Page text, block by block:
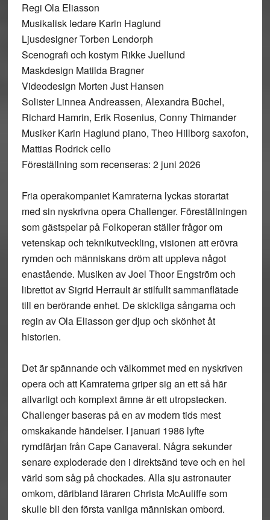
Regi Ola Eliasson
Musikalisk ledare Karin Haglund
Ljusdesigner Torben Lendorph
Scenografi och kostym Rikke Juellund
Maskdesign Matilda Bragner
Videodesign Morten Just Hansen
Solister Linnea Andreassen, Alexandra Büchel,
Richard Hamrin, Erik Rosenius, Conny Thimander
Musiker Karin Haglund piano, Theo Hillborg saxofon,
Mattias Rodrick cello
Föreställning som recenseras: 2 juni 2026
Fria operakompaniet Kamraterna lyckas storartat
med sin nyskrivna opera Challenger. Föreställningen
som gästspelar på Folkoperan ställer frågor om
vetenskap och teknikutveckling, visionen att erövra
rymden och människans dröm att uppleva något
enastående. Musiken av Joel Thoor Engström och
librettot av Sigrid Herrault är stilfullt sammanflätade
till en berörande enhet. De skickliga sångarna och
regin av Ola Eliasson ger djup och skönhet åt
historien.
Det är spännande och välkommet med en nyskriven
opera och att Kamraterna griper sig an ett så här
allvarligt och komplext ämne är ett utropstecken.
Challenger baseras på en av modern tids mest
omskakande händelser. I januari 1986 lyfte
rymdfärjan från Cape Canaveral. Några sekunder
senare exploderade den i direktsänd teve och en hel
värld som såg på chockades. Alla sju astronauter
omkom, däribland läraren Christa McAuliffe som
skulle bli den första vanliga människan ombord.